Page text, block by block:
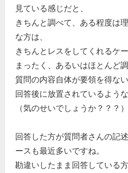
見ている感じだと、
きちんと調べて、ある程度は
な方は、
きちんとレスをしてくれるケー
まったく、あるいはほとんど
質問の内容自体が要領を得な
回答後に放置されているよう
（気のせいでしょうか？？？）
回答した方が質問者さんの記
ースも最近多いですね。
勘違いしたまま回答している
企業法務
経営の知恵
秘書のノウハウ
次へ